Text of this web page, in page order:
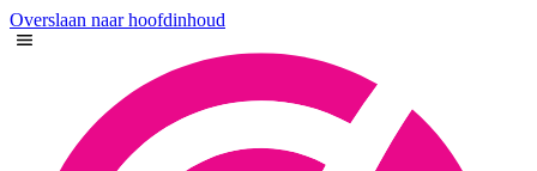
Overslaan naar hoofdinhoud